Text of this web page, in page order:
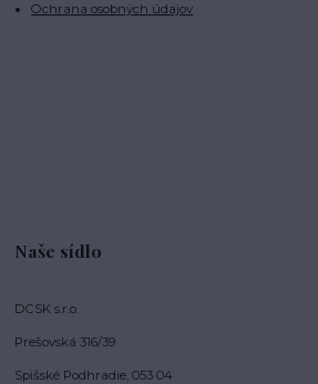
Ochrana osobných údajov
Naše sídlo
DCSK s.r.o.
Prešovská 316/39
Spišské Podhradie, 053 04